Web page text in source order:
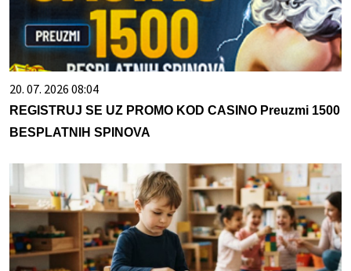
20. 07. 2026 08:04
REGISTRUJ SE UZ PROMO KOD CASINO Preuzmi 1500
BESPLATNIH SPINOVA